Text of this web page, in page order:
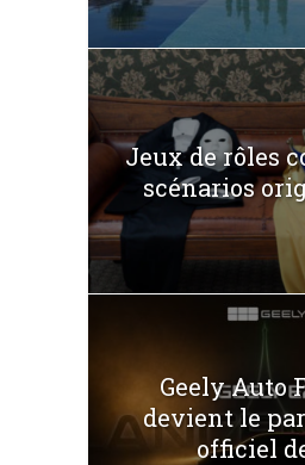
Jeux de rôles
scénarios
Geely Auto
devient le
officiel